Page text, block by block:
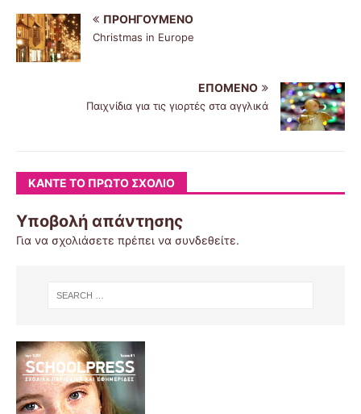
ΠΡΟΗΓΟΎΜΕΝΟ
Christmas in Europe
ΕΠΌΜΕΝΟ
Παιχνίδια για τις γιορτές στα αγγλικά
ΚΆΝΤΕ ΤΟ ΠΡΏΤΟ ΣΧΌΛΙΟ
Υποβολή απάντησης
Για να σχολιάσετε πρέπει να συνδεθείτε.